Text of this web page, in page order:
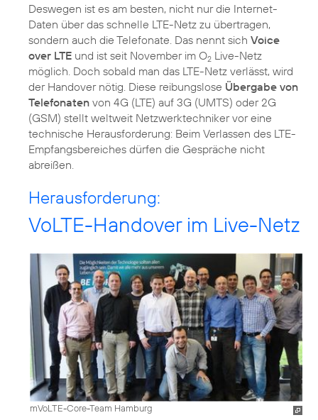
Deswegen ist es am besten, nicht nur die Internet-
Daten über das schnelle LTE-Netz zu übertragen,
sondern auch die Telefonate. Das nennt sich Voice
over LTE und ist seit Novemberim O2 Live-Netz
möglich. Doch sobald man das LTE-Netz verlässt, wird
der Handover nötig. Diese reibungslose Übergabe von
Telefonaten von 4G (LTE) auf 3G (UMTS) oder 2G
(GSM) stellt weltweit Netzwerktechniker vor eine
technische Herausforderung: Beim Verlassen des LTE-
Empfangsbereiches dürfen die Gespräche nicht
abreißen.
Herausforderung:
VoLTE-Handover im Live-Netz
mVoLTE-Core-Team Hamburg